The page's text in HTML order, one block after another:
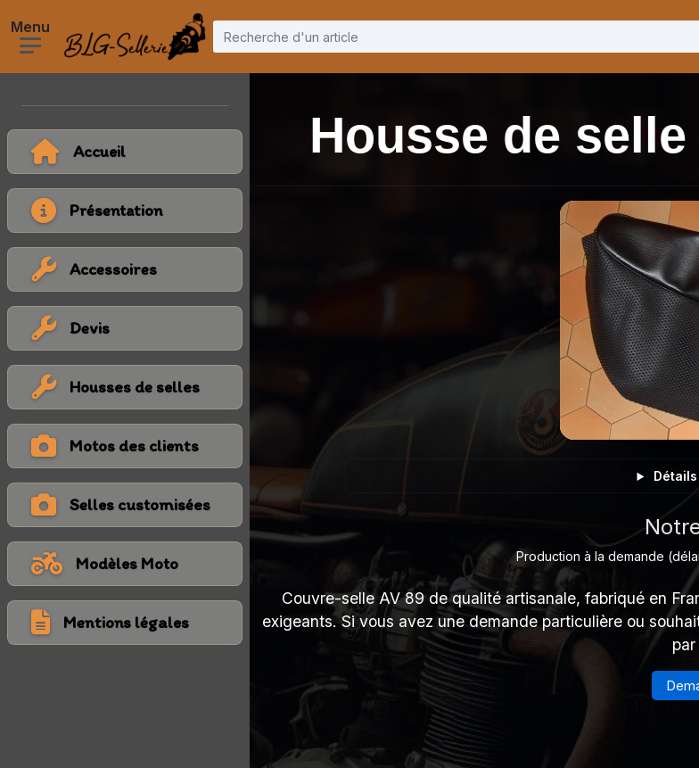
Accueil
Présentation
Accessoires
Devis
Housses de selles
Motos des clients
Selles customisées
Modèles Moto
Mentions légales
Housse de
Production à la demande
Couvre-selle AV 89 de qualité artisanale, fabriqué en
exigeants. Si vous avez une demande particulière ou